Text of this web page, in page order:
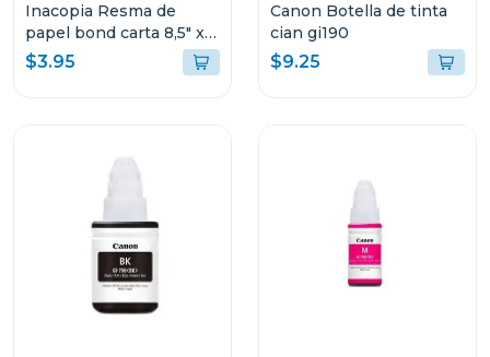
Inacopia Resma de
papel bond carta 8,5" x
11" elite 75 500 hojas 20
lb
$3.95
Canon Botella de tinta
cian gi190
$9.25